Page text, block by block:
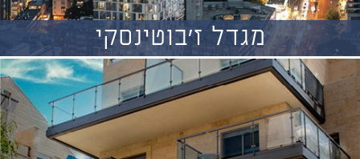
מגדל ז'בוטינסקי